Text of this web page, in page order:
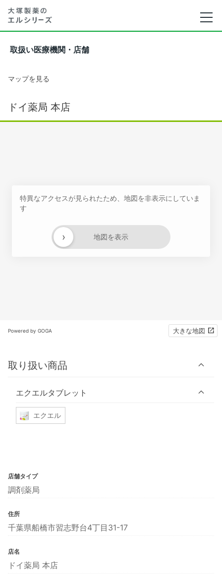
取扱い医療機関・店舗
マップを見る
ドイ薬局 本店
特異なアクセスが見られたため、地図を非表示にしていま
す
地図を表示
›
Powered by GOGA 大きな地図
取り扱い商品
エクエルタブレット
エクエル
店舗タイプ
調剤薬局
住所
千葉県船橋市習志野台4丁目31-17
店名
ドイ薬局 本店